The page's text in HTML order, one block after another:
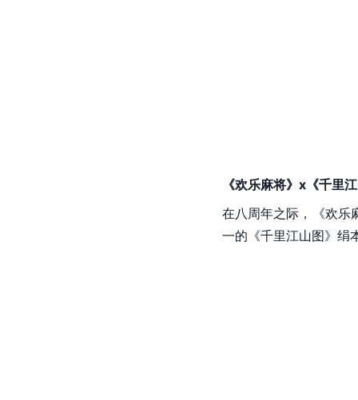
《欢乐麻将》x《千里
在八周年之际，《欢乐
一的《千里江山图》绢